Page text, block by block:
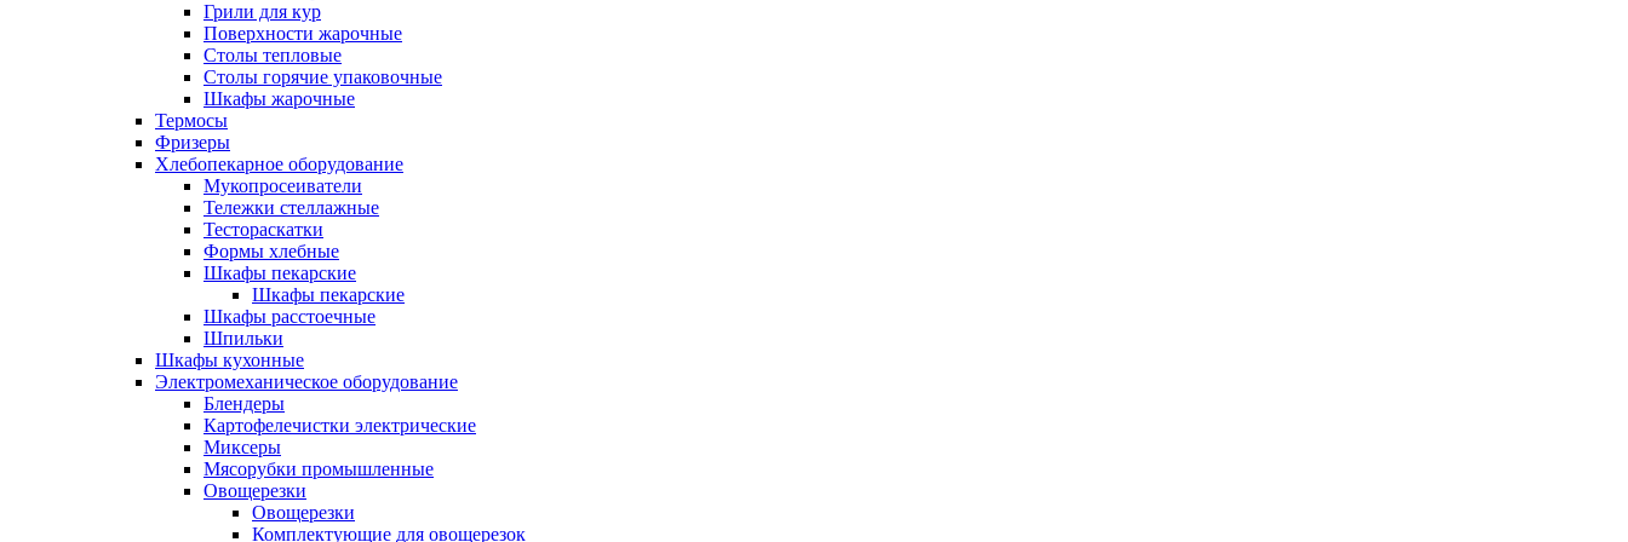
Грили для кур
Поверхности жарочные
Столы тепловые
Столы горячие упаковочные
Шкафы жарочные
Термосы
Фризеры
Хлебопекарное оборудование
Мукопросеиватели
Тележки стеллажные
Тестораскатки
Формы хлебные
Шкафы пекарские
Шкафы пекарские
Шкафы расстоечные
Шпильки
Шкафы кухонные
Электромеханическое оборудование
Блендеры
Картофелечистки электрические
Миксеры
Мясорубки промышленные
Овощерезки
Овощерезки
Комплектующие для овощерезок